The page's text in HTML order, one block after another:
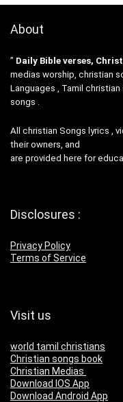
About
” Daily Bible verses,
medias worship, christian
Languages , Tamil
songs .
All christian Songs lyrics ,
their owners, and
are provided here for
Disclosures :
Privacy Policy
Terms of Service
Visit us
world tamil christians
Christian songs book
Christian Medias
Download IOS App
Download Android App